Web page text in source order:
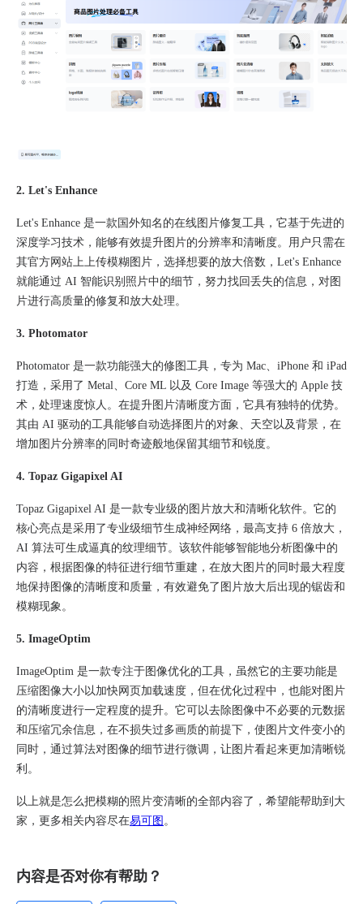
2. Let's Enhance​
Let's Enhance 是一款国外知名的在线图片修复工具，它基于先进的
深度学习技术，能够有效提升图片的分辨率和清晰度。用户只需在
其官方网站上上传模糊图片，选择想要的放大倍数，Let's Enhance
就能通过 AI 智能识别照片中的细节，努力找回丢失的信息，对图
片进行高质量的修复和放大处理。
3. Photomator​
Photomator 是一款功能强大的修图工具，专为 Mac、iPhone 和 iPad
打造，采用了 Metal、Core ML 以及 Core Image 等强大的 Apple 技
术，处理速度惊人。在提升图片清晰度方面，它具有独特的优势。
其由 AI 驱动的工具能够自动选择图片的对象、天空以及背景，在
增加图片分辨率的同时奇迹般地保留其细节和锐度。
4. Topaz Gigapixel AI​
Topaz Gigapixel AI 是一款专业级的图片放大和清晰化软件。它的
核心亮点是采用了专业级细节生成神经网络，最高支持 6 倍放大，
AI 算法可生成逼真的纹理细节。该软件能够智能地分析图像中的
内容，根据图像的特征进行细节重建，在放大图片的同时最大程度
地保持图像的清晰度和质量，有效避免了图片放大后出现的锯齿和
模糊现象。
5. ImageOptim​
ImageOptim 是一款专注于图像优化的工具，虽然它的主要功能是
压缩图像大小以加快网页加载速度，但在优化过程中，也能对图片
的清晰度进行一定程度的提升。它可以去除图像中不必要的元数据
和压缩冗余信息，在不损失过多画质的前提下，使图片文件变小的
同时，通过算法对图像的细节进行微调，让图片看起来更加清晰锐
利。
以上就是怎么把模糊的照片变清晰的全部内容了，希望能帮助到大
家，更多相关内容尽在易可图 。
内容是否对你有帮助？